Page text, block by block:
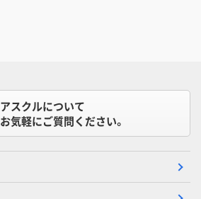
アスクルについて
お気軽にご質問ください。